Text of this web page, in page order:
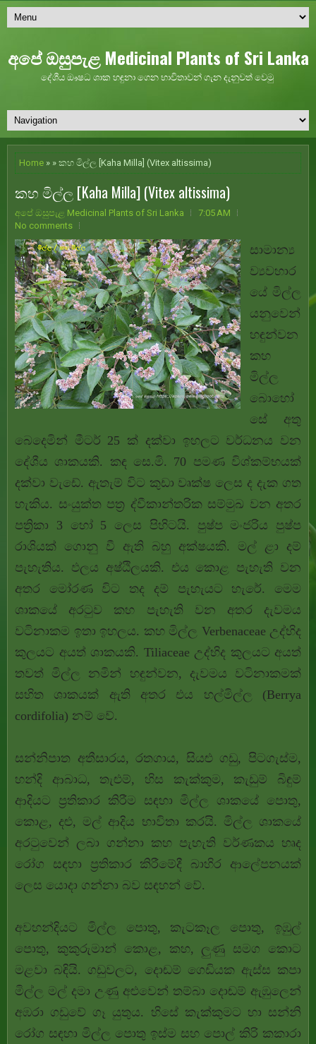
අපේ ඔසුපැළ Medicinal Plants of Sri Lanka
දේශීය ඖෂධ ශාක හඳුනා ගෙන භාවිතාවන් ගැන දැනුවත් වෙමු
Home » » කහ මිල්ල [Kaha Milla] (Vitex altissima)
කහ මිල්ල [Kaha Milla] (Vitex altissima)
අපේ ඔසුපැළ Medicinal Plants of Sri Lanka
7:05 AM
No comments
සාමාන්‍ය
ව්‍යවහාර
යේ මිල්ල
යනුවෙන්
හඳුන්වන
කහ
මිල්ල
බොහෝ
සේ අතු
බෙදෙමින් මීටර් 25 ක් දක්වා ඉහලට වර්ධනය වන
දේශීය ශාකයකි. කඳ සෙ.මි. 70 පමණ විශ්කම්භයක්
දක්වා වැඩේ. ඇතැම් විට කුඩා වෘක්ෂ ලෙස ද දැක ගත
හැකිය. සංයුක්ත පත්‍ර ද්වීකාන්තරික සම්මුඛ වන අතර
පත්‍රිකා 3 හෝ 5 ලෙස පිහිටයි. පුෂ්ප මංජරිය පුෂ්ප
රාශියක් ගොනු වී ඇති බහු අක්ෂයකි. මල් ළා දම්
පැහැතිය. ඵලය අෂ්ඨිලයකි. එය කොළ පැහැති වන
අතර මෝරණ විට තද දම් පැහැයට හැරේ. මෙම
ශාකයේ අරටුව කහ පැහැති වන අතර දැවමය
වටිනාකම ඉතා ඉහලය. කහ මිල්ල Verbenaceae උද්භිද
කුලයට අයත් ශාකයකි. Tiliaceae උද්භිද කුලයට අයත්
තවත් මිල්ල නමින් හඳුන්වන, දැවමය වටිනාකමක්
සහිත ශාකයක් ඇති අතර එය හල්මිල්ල (Berrya
cordifolia) නම් වේ.
සන්නිපාත අතීසාරය, රතගාය, සියළු ගඩු, පිටගැස්ම,
හන්දි ආබාධ, තැළුම්, හිස කැක්කුම, කැඩුම් බිඳුම්
ආදියට ප්‍රතිකාර කිරීම සඳහා මිල්ල ශාකයේ පොතු,
කොළ, දළු, මල් ආදිය භාවිතා කරයි. මිල්ල ශාකයේ
අරටුවෙන් ලබා ගන්නා කහ පැහැති වර්ණකය හෘද
රෝග සඳහා ප්‍රතිකාර කිරීමේදී බාහිර ආලේපනයක්
ලෙස යොදා ගන්නා බව සඳහන් වේ.
අවහන්දියට මිල්ල පොතු, කැටකෑල පොතු, ඉඹුල්
පොතු, කුකුරුමාන් කොළ, කහ, ලුණු සමග කොට
මළවා බඳියි. ගඩුවලට, දොඬම් ගෙඩියක ඇස්ස කපා
මිල්ල මල් දමා උණු අළුවෙන් තම්බා දොඬම් ඇඹුලෙන්
අඹරා ගඩුවේ ගෑ යුතුය. හිසේ කැක්කුමට හා සන්නි
රෝග සඳහා මිල්ල පොතු ඉස්ම සහ පොල් කිරි කකාරා